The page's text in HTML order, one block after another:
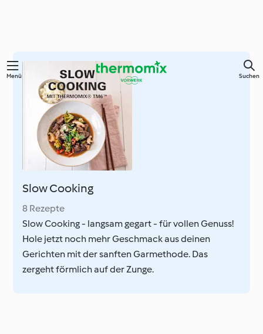
Zum
Hauptinhalt
Menü Suchen
Slow Cooking
8 Rezepte
Slow Cooking - langsam gegart - für vollen Genuss!
Hole jetzt noch mehr Geschmack aus deinen
Gerichten mit der sanften Garmethode. Das
zergeht förmlich auf der Zunge.